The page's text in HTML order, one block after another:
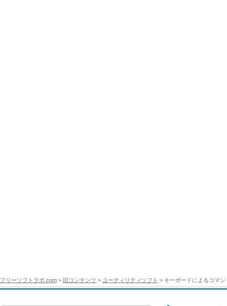
フリーソフトラボ.com > 旧コンテンツ > ユーティリティソフト > キーボードによるコマ